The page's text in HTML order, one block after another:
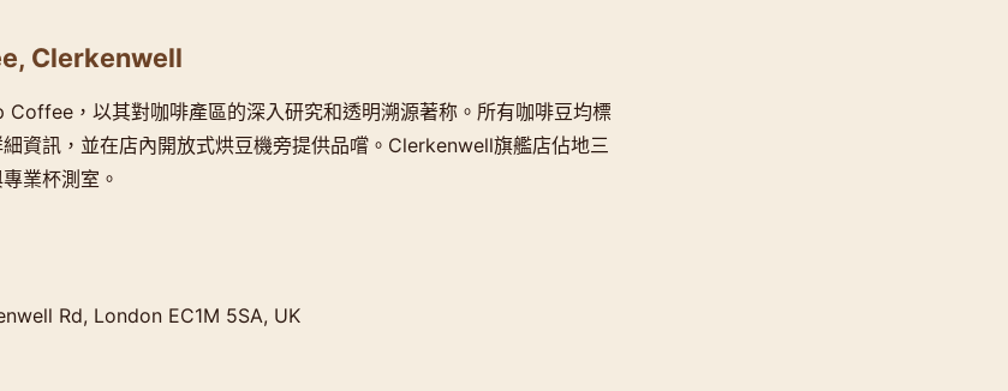
Clerkenwell
，以其對咖啡產區的深入研究和透明溯源著称。所有咖啡豆均標
資訊，並在店內開放式烘豆機旁提供品嚐。Clerkenwell旗艦店佔地三
業杯測室。
Rd, London EC1M 5SA, UK